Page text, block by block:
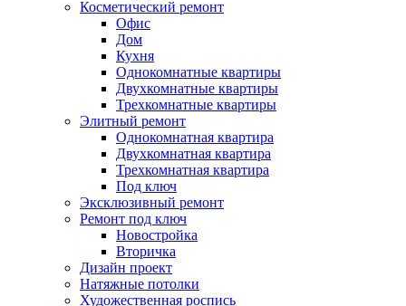
Косметический ремонт
Офис
Дом
Кухня
Однокомнатные квартиры
Двухкомнатные квартиры
Трехкомнатные квартиры
Элитный ремонт
Однокомнатная квартира
Двухкомнатная квартира
Трехкомнатная квартира
Под ключ
Эксклюзивный ремонт
Ремонт под ключ
Новостройка
Вторичка
Дизайн проект
Натяжные потолки
Художественная роспись